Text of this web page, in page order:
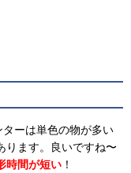
ーは単色の物が多い
ります。良いですね〜
時間が短い ！